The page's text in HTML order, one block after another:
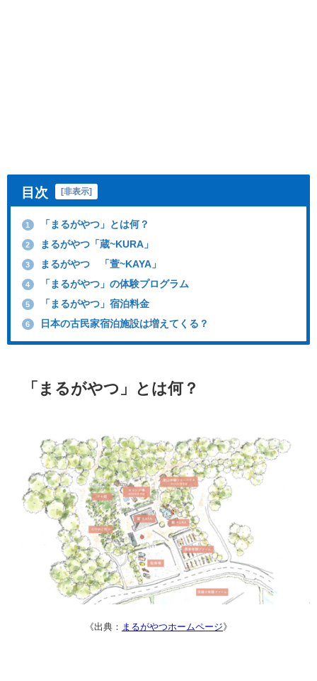
目次 [非表示]
1 「まるがやつ」とは何？
2 まるがやつ「蔵~KURA」
3 まるがやつ 「萱~KAYA」
4 「まるがやつ」の体験プログラム
5 「まるがやつ」宿泊料金
6 日本の古民家宿泊施設は増えてくる？
「まるがやつ」とは何？
《出典： まるがやつホームページ》